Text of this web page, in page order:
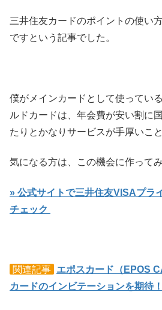
三井住友カードのポイントの使い
ですという記事でした。
僕がメインカードとして使ってい
ルドカードは、年会費が安い割に
たりとかなりサービスが手厚いこ
気になる方は、この機会に作って
» 公式サイトで三井住友VISAプラ
チェック
関連記事 エポスカード（EPOS
カードのインビテーションを期待